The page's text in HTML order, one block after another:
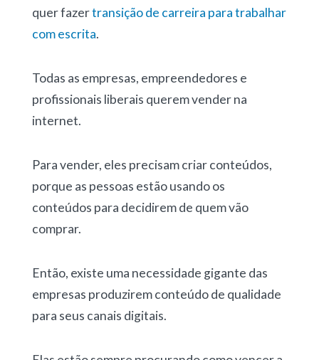
quer fazertransição de carreira para trabalhar
com escrita.
Todas as empresas, empreendedores e
profissionais liberais querem vender na
internet.
Para vender, eles precisam criar conteúdos,
porque as pessoas estão usando os
conteúdos para decidirem de quem vão
comprar.
Então, existe uma necessidade gigante das
empresas produzirem conteúdo de qualidade
para seus canais digitais.